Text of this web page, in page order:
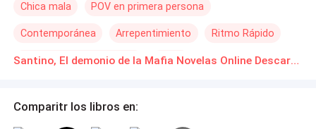
con el único propósito de destruir a los culpables.Cuando
rescatada por Olivia, una hermosa pelinegra de ojos color
de la noche, que no tiene miedo a decirle a la cara lo que
de venganza? ¿Podrá Olivia descubrir quién es?
Chica mala POV en primera persona
Contemporánea Arrepentimiento Ritmo Rápido
Matrimonio por Contrato Mafia Santino, El demonio de la Mafia Novelas Online Descarga gratuita de PDF
Comparitr los libros en: